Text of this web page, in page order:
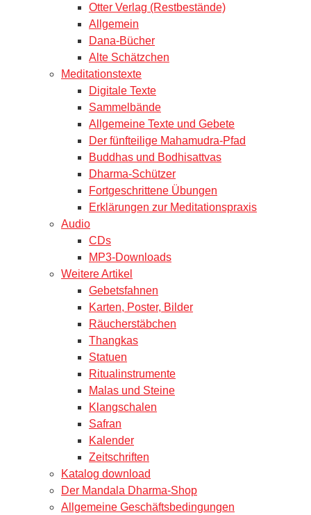
Otter Verlag (Restbestände)
Allgemein
Dana-Bücher
Alte Schätzchen
Meditationstexte
Digitale Texte
Sammelbände
Allgemeine Texte und Gebete
Der fünfteilige Mahamudra-Pfad
Buddhas und Bodhisattvas
Dharma-Schützer
Fortgeschrittene Übungen
Erklärungen zur Meditationspraxis
Audio
CDs
MP3-Downloads
Weitere Artikel
Gebetsfahnen
Karten, Poster, Bilder
Räucherstäbchen
Thangkas
Statuen
Ritualinstrumente
Malas und Steine
Klangschalen
Safran
Kalender
Zeitschriften
Katalog download
Der Mandala Dharma-Shop
Allgemeine Geschäftsbedingungen